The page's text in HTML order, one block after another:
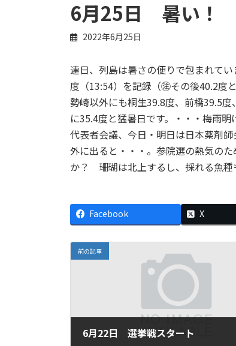
6月25日 暑い！
2022年6月25日
連日、列島は暑さの便りで包まれて
度（13:54）を記録（㊟その後40.2度
勢崎以外にも桐生39.8度、前橋39.5
に35.4度と猛暑日です。・・・梅雨
代表者会議、今日・明日は日本薬剤
外に出ると・・・。参院選の熱気の
か？ 珊瑚は北上するし、採れる魚種
Facebook X
前の記事
6月22日 選挙戦スタート